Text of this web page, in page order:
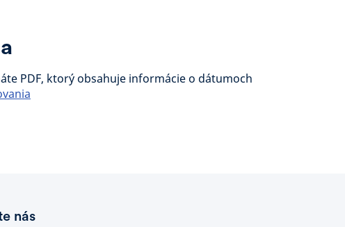
PDF, ktorý obsahuje informácie o dátumoch
nás